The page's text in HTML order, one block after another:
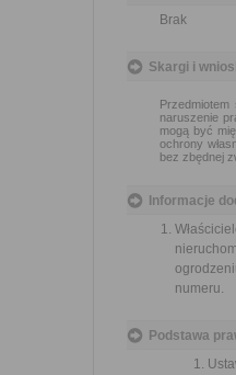
Brak
Skargi i
naruszenie
mogą być
ochrony
bez zbędnej
Informacje
numeru.
Podstawa